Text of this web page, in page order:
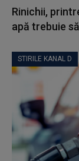
Rinichii,
apă trebuie
STIRILE KANAL D